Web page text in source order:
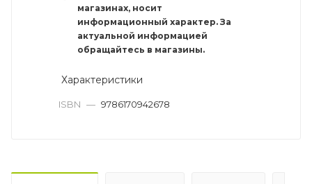
магазинах, носит
информационный характер. За
актуальной информацией
обращайтесь в магазины.
Характеристики
ISBN — 9786170942678